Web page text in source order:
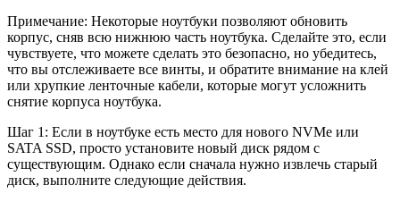
Примечание: Некоторые ноутбуки позволяют обновить
корпус, сняв всю нижнюю часть ноутбука. Сделайте это, если
чувствуете, что можете сделать это безопасно, но убедитесь,
что вы отслеживаете все винты, и обратите внимание на клей
или хрупкие ленточные кабели, которые могут усложнить
снятие корпуса ноутбука.
Шаг 1: Если в ноутбуке есть место для нового NVMe или
SATA SSD, просто установите новый диск рядом с
существующим. Однако если сначала нужно извлечь старый
диск, выполните следующие действия.